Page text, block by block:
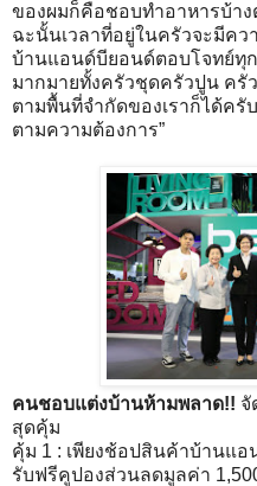
ของผมก็คือชอบทำอาหารบ้าง
ฉะนั้นเวลาที่อยู่ในครัวจะมีค
บ้านแอนด์บียอนด์ตอบโจทย์ทุ
มากมายทั้งครัวชุดครัวปูน ครั
ตามพื้นที่จำกัดของเราก็ได้ค
ตามความต้องการ”
คนชอบแต่งบ้านห้ามพลาด!! จั
สุดคุ้ม
คุ้ม 1 : เพียงช้อปสินค้าบ้านแ
รับฟรีคูปองส่วนลดมูลค่า